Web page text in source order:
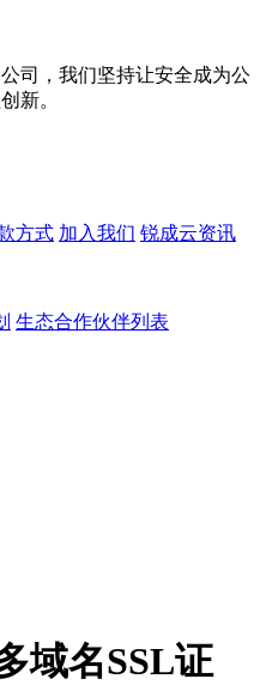
司，我们坚持让安全成为公
新。
方式 加入我们 锐成云资讯
生态合作伙伴列表
域名SSL证